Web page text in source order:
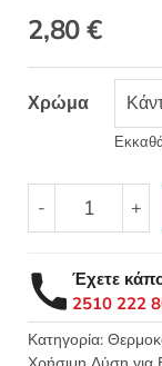
2,80€
Χρώμα
-
σιδερότυπο
μπάλωμα
CLASSIC
70x75mm
-
+
Έχετε
2510 222
Κατηγορία: